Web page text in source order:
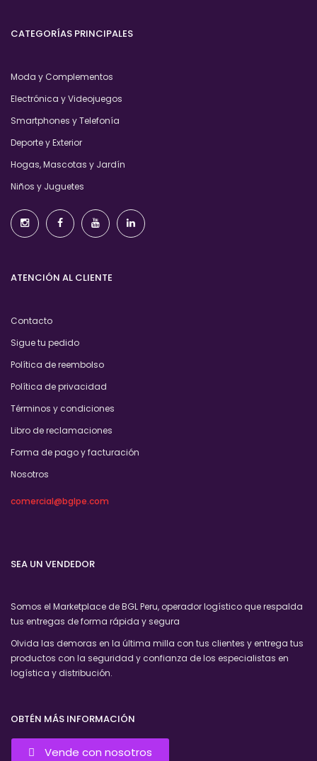
CATEGORÍAS PRINCIPALES
Moda y Complementos
Electrónica y Videojuegos
Smartphones y Telefonía
Deporte y Exterior
Hogas, Mascotas y Jardín
Niños y Juguetes
ATENCIÓN AL CLIENTE
Contacto
Sigue tu pedido
Política de reembolso
Política de privacidad
Términos y condiciones
Libro de reclamaciones
Forma de pago y facturación
Nosotros
comercial@bglpe.com
SEA UN VENDEDOR
Somos el Marketplace de BGL Peru, operador logístico que respalda
tus entregas de forma rápida y segura
Olvida las demoras en la última milla con tus clientes y entrega tus
productos con la seguridad y confianza de los especialistas en
logística y distribución.
OBTÉN MÁS INFORMACIÓN
Vende con nosotros